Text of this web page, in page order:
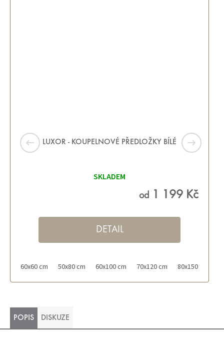
LUXOR - KOUPELNOVÉ PŘEDLOŽKY BÍLÉ
SKLADEM
od 1 199 Kč
DETAIL
60x60 cm 50x80 cm 60x100 cm 70x120 cm 80x150 cm
POPIS DISKUZE